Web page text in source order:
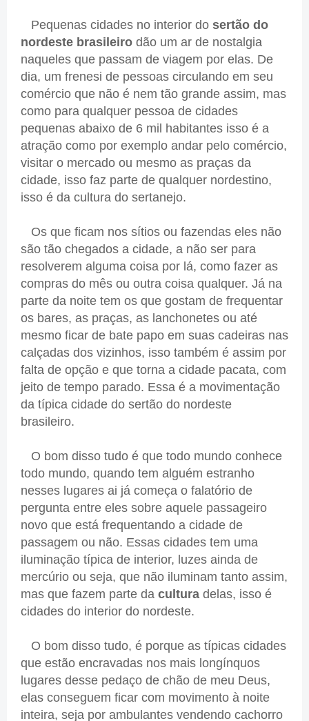
Pequenas cidades no interior do sertão do
nordeste brasileiro dão um ar de nostalgia
naqueles que passam de viagem por elas. De
dia, um frenesi de pessoas circulando em seu
comércio que não é nem tão grande assim, mas
como para qualquer pessoa de cidades
pequenas abaixo de 6 mil habitantes isso é a
atração como por exemplo andar pelo comércio,
visitar o mercado ou mesmo as praças da
cidade, isso faz parte de qualquer nordestino,
isso é da cultura do sertanejo.
Os que ficam nos sítios ou fazendas eles não
são tão chegados a cidade, a não ser para
resolverem alguma coisa por lá, como fazer as
compras do mês ou outra coisa qualquer. Já na
parte da noite tem os que gostam de frequentar
os bares, as praças, as lanchonetes ou até
mesmo ficar de bate papo em suas cadeiras nas
calçadas dos vizinhos, isso também é assim por
falta de opção e que torna a cidade pacata, com
jeito de tempo parado. Essa é a movimentação
da típica cidade do sertão do nordeste
brasileiro.
O bom disso tudo é que todo mundo conhece
todo mundo, quando tem alguém estranho
nesses lugares ai já começa o falatório de
pergunta entre eles sobre aquele passageiro
novo que está frequentando a cidade de
passagem ou não. Essas cidades tem uma
iluminação típica de interior, luzes ainda de
mercúrio ou seja, que não iluminam tanto assim,
mas que fazem parte da cultura delas, isso é
cidades do interior do nordeste.
O bom disso tudo, é porque as típicas cidades
que estão encravadas nos mais longínquos
lugares desse pedaço de chão de meu Deus,
elas conseguem ficar com movimento à noite
inteira, seja por ambulantes vendendo cachorro